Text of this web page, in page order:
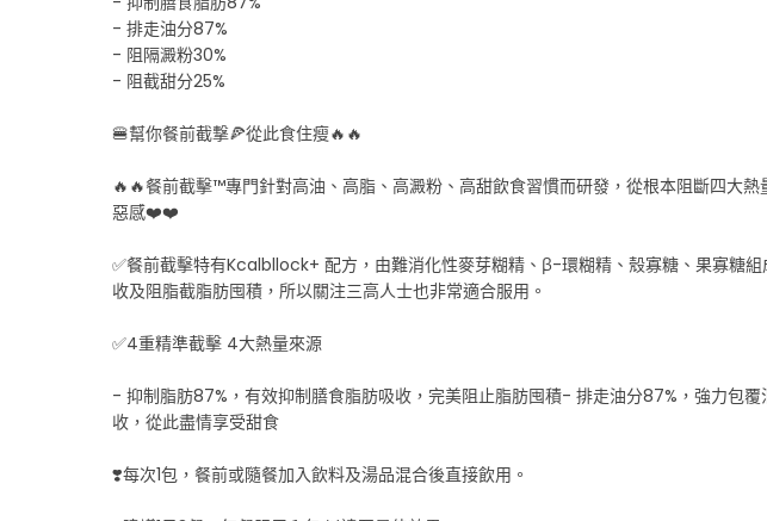
- 排走油分87%
- 阻隔澱粉30%
- 阻截甜分25%
🍔幫你餐前截撃🍕從此食住瘦🔥🔥
🔥🔥餐前截擊™專門針對高油、高脂、高澱粉、高甜飲食習慣而研發，從根本阻斷四大
惡感❤️❤️
✅餐前截擊特有Kcalbllock+ 配方，由難消化性麥芽糊精、β-環糊精、殼寡糖、果寡糖
收及阻脂截脂肪囤積，所以關注三高人士也非常適合服用。
✅4重精準截擊 4大熱量來源
- 抑制脂肪87%，有效抑制膳食脂肪吸收，完美阻止脂肪囤積- 排走油分87%，強力包
收，從此盡情享受甜食
❣️每次1包，餐前或隨餐加入飲料及湯品混合後直接飲用。